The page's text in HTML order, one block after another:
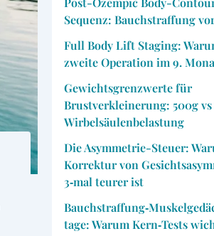
Sequenz: Bauchstraffung
Full Body Lift Staging:
zweite Operation im 9.
Gewichtsgrenzwerte für
Brustverkleinerung: 500g
Wirbelsäulenbelastung
Die Asymmetrie-Steuer:
Korrektur von
3‑mal teurer ist
tage: Warum Kern‑Tests